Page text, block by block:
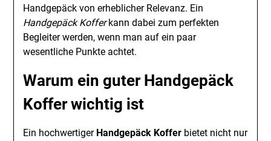
Handgepäck von erheblicher Relevanz. Ein
Handgepäck Kofferkann dabei zum perfekten
Begleiter werden, wenn man auf ein paar
wesentliche Punkte achtet.
Warum ein guter Handgepäck
Koffer wichtig ist
Ein hochwertiger Handgepäck Koffer bietet nicht nur